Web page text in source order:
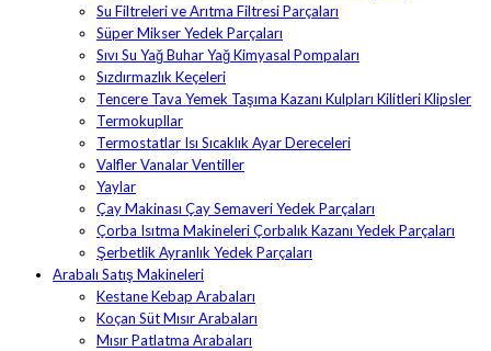
Su Filtreleri ve Arıtma Filtresi Parçaları
Süper Mikser Yedek Parçaları
Sıvı Su Yağ Buhar Yağ Kimyasal Pompaları
Sızdırmazlık Keçeleri
Tencere Tava Yemek Taşıma Kazanı Kulpları Kilitleri Klipsler
Termokupllar
Termostatlar Isı Sıcaklık Ayar Dereceleri
Valfler Vanalar Ventiller
Yaylar
Çay Makinası Çay Semaveri Yedek Parçaları
Çorba Isıtma Makineleri Çorbalık Kazanı Yedek Parçaları
Şerbetlik Ayranlık Yedek Parçaları
Arabalı Satış Makineleri
Kestane Kebap Arabaları
Koçan Süt Mısır Arabaları
Mısır Patlatma Arabaları